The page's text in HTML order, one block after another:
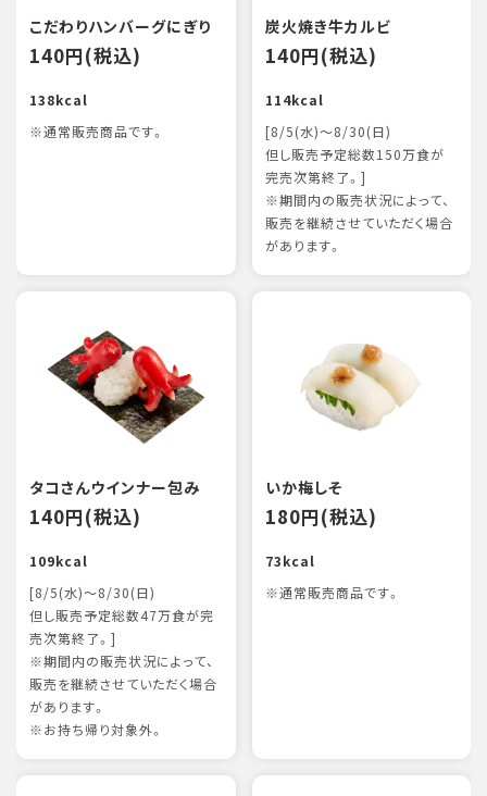
こだわりハンバーグにぎり
140円(税込)
138kcal
※通常販売商品です。
炭火焼き牛カルビ
140円(税込)
114kcal
[8/5(水)～8/30(日)
但し販売予定総数150万食が
完売次第終了。]
※期間内の販売状況によって、
販売を継続させていただく場合
があります。
タコさんウインナー包み
140円(税込)
109kcal
[8/5(水)～8/30(日)
但し販売予定総数47万食が完
売次第終了。]
※期間内の販売状況によって、
販売を継続させていただく場合
があります。
※お持ち帰り対象外。
いか梅しそ
180円(税込)
73kcal
※通常販売商品です。